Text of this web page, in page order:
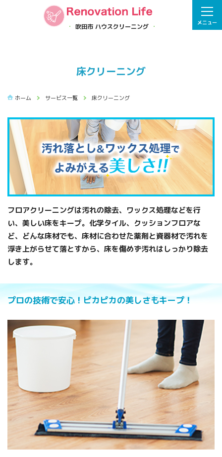
吹田市 ハウスクリーニング メニュー
床クリーニング
ホーム サービス一覧 床クリーニング
フロアクリーニングは汚れの除去、ワックス処理などを行
い、美しい床をキープ。化学タイル、クッションフロアな
ど、どんな床材でも、床材に合わせた薬剤と資器材で汚れを
浮き上がらせて落とすから、床を傷めず汚れはしっかり除去
します。
プロの技術で安心！ピカピカの美しさもキープ！